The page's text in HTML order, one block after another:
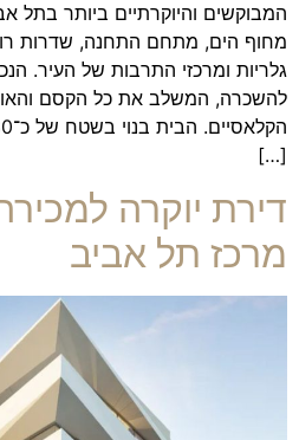
המבוקשים והיוקרתיים ביותר בתל
מחוף הים, מתחם התחנה, שדרות
גלריות ומרכזי התרבות של העיר.
להשכרה, המשלב את כל הקסם
[…]
דירת יוקרה
מרכז תל אביב